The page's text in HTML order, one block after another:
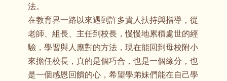
法。
在教育界一路以來遇到許多貴人扶持與指導，從
老師、組長、主任到校長，慢慢地累積處世的經
驗，學習與人應對的方法，現在能回到母校附小
來擔任校長，真的是個巧合，也是一個緣分，也
是一個感恩回饋的心，希望學弟妹們能在自己學